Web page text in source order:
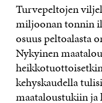
Turvepeltojen
miljoonan tonnin
osuus peltoalasta
Nykyinen
kehyskaudella
maataloustukiin ja